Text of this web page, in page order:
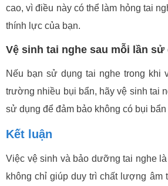
cao, vì điều này có thể làm hỏng tai
thính lực của bạn.
Vệ sinh tai nghe sau mỗi lần sử
Nếu bạn sử dụng tai nghe trong khi
trường nhiều bụi bẩn, hãy vệ sinh tai
sử dụng để đảm bảo không có bụi bẩn
Kết luận
Việc vệ sinh và bảo dưỡng tai nghe
không chỉ giúp duy trì chất lượng âm